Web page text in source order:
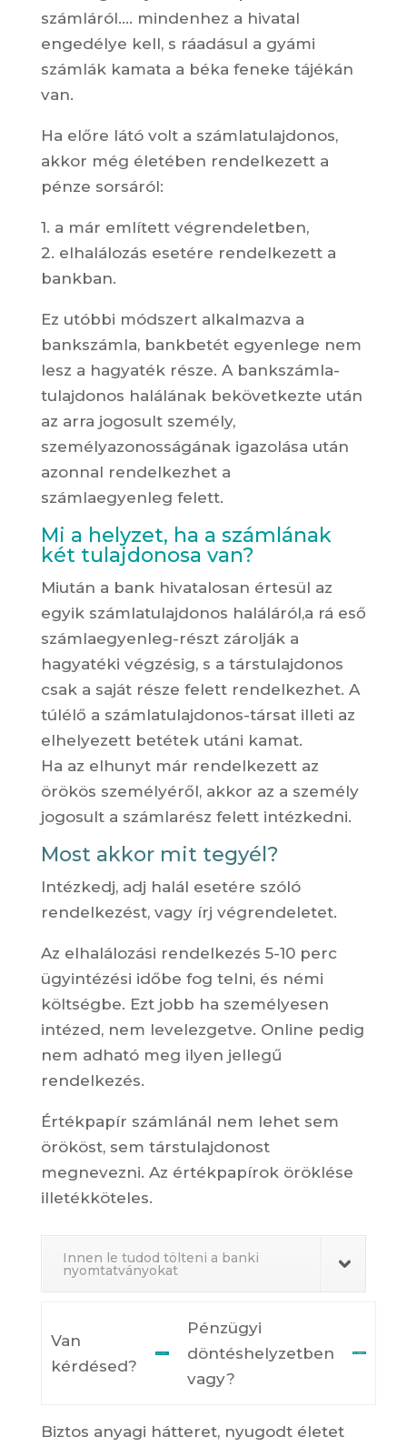
számláról…. mindenhez a hivatal
engedélye kell, s ráadásul a gyámi
számlák kamata a béka feneke tájékán
van.
Ha előre látó volt a számlatulajdonos,
akkor még életében rendelkezett a
pénze sorsáról:
1. a már említett végrendeletben,
2. elhalálozás esetére rendelkezett a
bankban.
Ez utóbbi módszert alkalmazva a
bankszámla, bankbetét egyenlege nem
lesz a hagyaték része. A bankszámla-
tulajdonos halálának bekövetkezte után
az arra jogosult személy,
személyazonosságának igazolása után
azonnal rendelkezhet a
számlaegyenleg felett.
Mi a helyzet, ha a számlának
két tulajdonosa van?
Miután a bank hivatalosan értesül az
egyik számlatulajdonos haláláról,a rá eső
számlaegyenleg-részt zárolják a
hagyatéki végzésig, s a társtulajdonos
csak a saját része felett rendelkezhet. A
túlélő a számlatulajdonos-társat illeti az
elhelyezett betétek utáni kamat.
Ha az elhunyt már rendelkezett az
örökös személyéről, akkor az a személy
jogosult a számlarész felett intézkedni.
Most akkor mit tegyél?
Intézkedj, adj halál esetére szóló
rendelkezést, vagy írj végrendeletet.
Az elhalálozási rendelkezés 5-10 perc
ügyintézési időbe fog telni, és némi
költségbe. Ezt jobb ha személyesen
intézed, nem levelezgetve. Online pedig
nem adható meg ilyen jellegű
rendelkezés.
Értékpapír számlánál nem lehet sem
örököst, sem társtulajdonost
megnevezni. Az értékpapírok öröklése
illetékköteles.
Innen le tudod tölteni a banki
nyomtatványokat
Van
kérdésed?
Pénzügyi
döntéshelyzetben
vagy?
Biztos anyagi hátteret, nyugodt életet